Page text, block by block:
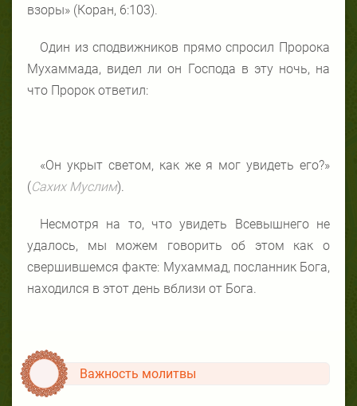
взоры» (Коран, 6:103).
Один из сподвижников прямо спросил Пророка
Мухаммада, видел ли он Господа в эту ночь, на
что Пророк ответил:
«Он укрыт светом, как же я мог увидеть его?»
(Сахих Муслим).
Несмотря на то, что увидеть Всевышнего не
удалось, мы можем говорить об этом как о
свершившемся факте: Мухаммад, посланник Бога,
находился в этот день вблизи от Бога.
Важность молитвы